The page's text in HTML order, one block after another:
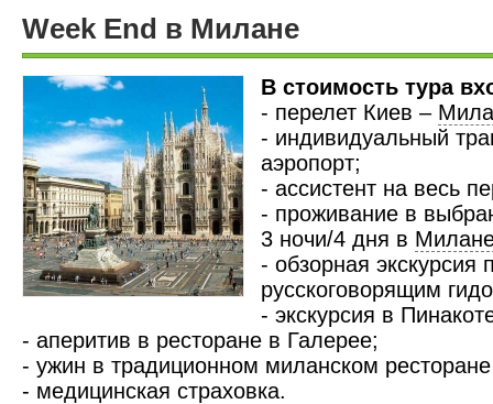
Week End в Милане
В стоимость тура
- перелет Киев –
- индивидуальный
аэропорт;
- ассистент на весь
- проживание в
3 ночи/4 дня в
- обзорная экскурсия
русскоговорящим
- экскурсия в
- аперитив в ресторане в Галерее;
- ужин в традиционном миланском
- медицинская страховка.